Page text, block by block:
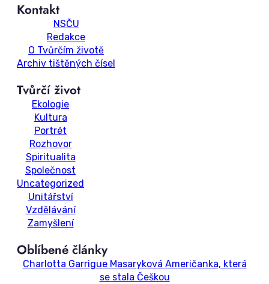
Kontakt
NSČU
Redakce
O Tvůrčím životě
Archiv tištěných čísel
Tvůrčí život
Ekologie
Kultura
Portrét
Rozhovor
Spiritualita
Společnost
Uncategorized
Unitářství
Vzdělávání
Zamyšlení
Oblíbené články
Charlotta Garrigue Masaryková Američanka, která
se stala Češkou